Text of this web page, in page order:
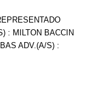
: MILTON BACCIN
ADV.(A/S) :